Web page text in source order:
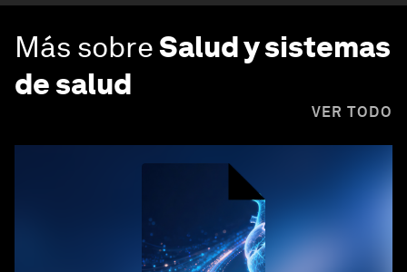
Más sobreSalud y sistemas
de salud
VER TODO